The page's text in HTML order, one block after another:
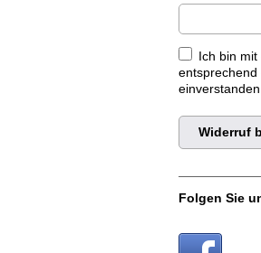
Ich bin
entsprechend
einverstanden.
Widerruf
Folgen Sie